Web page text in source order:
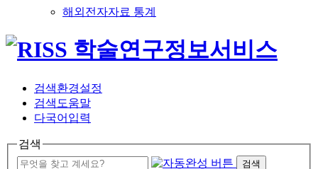
해외전자자료 통계
검색환경설정
검색도움말
다국어입력
검색
검색